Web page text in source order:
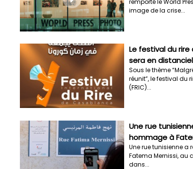
image de la crise...
Le festival du rire
sera en distanciel
Sous le thème
réunit”, le festival du
(FRIC)...
Une rue
hommage à
Une rue tunisienne a
Fatema Mernissi, au
dans...